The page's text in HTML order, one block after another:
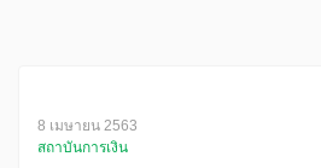
8 เมษายน 2563
สถาบันการเงิน